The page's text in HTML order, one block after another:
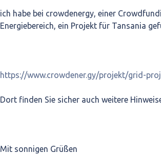
ich habe bei crowdenergy, einer
Energiebereich, ein Projekt für Tansania
https://www.crowdener.gy/projekt/grid-
Dort finden Sie sicher auch weitere
Mit sonnigen Grüßen